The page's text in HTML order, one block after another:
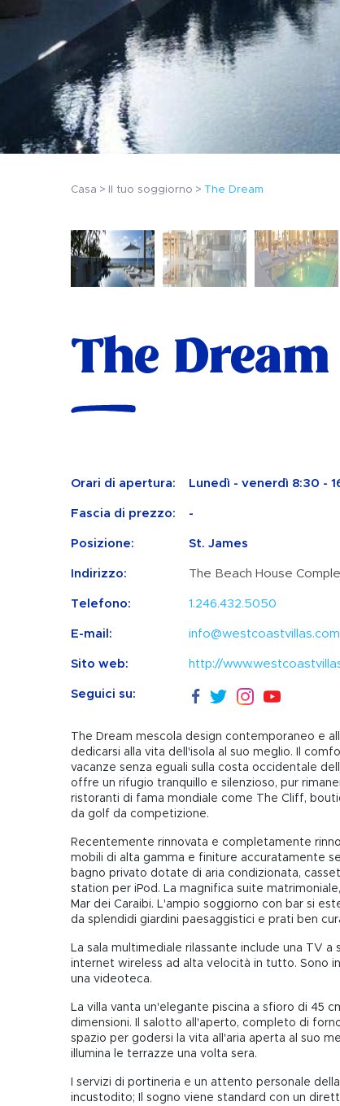
Casa Il tuo soggiorno The Dream
The Dream
Orari di apertura: Lunedì - venerdì 8:30 -
Fascia di prezzo: -
Posizione: St. James
Indirizzo: The Beach House
Telefono: 1.246.432.5050
E-mail: info@westcoastvillas.com
Sito web: http://
Seguici su:
The Dream mescola design contemporaneo e
dedicarsi alla vita dell'isola al suo meglio. Il
vacanze senza eguali sulla costa occidentale
offre un rifugio tranquillo e silenzioso, pur
ristoranti di fama mondiale come The Cliff,
da golf da competizione.
Recentemente rinnovata e completamente
mobili di alta gamma e finiture accuratamente
bagno privato dotate di aria condizionata,
station per iPod. La magnifica suite
Mar dei Caraibi. L'ampio soggiorno con bar si
da splendidi giardini paesaggistici e prati ben
La sala multimediale rilassante include una TV
internet wireless ad alta velocità in tutto. Sono
una videoteca.
La villa vanta un'elegante piscina a sfioro di 45
dimensioni. Il salotto all'aperto, completo di
spazio per godersi la vita all'aria aperta al suo
illumina le terrazze una volta sera.
I servizi di portineria e un attento personale
incustodito; Il sogno viene standard con un